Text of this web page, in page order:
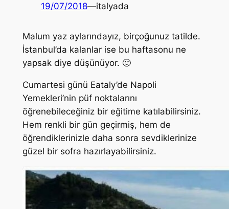
19/07/2018—italyada
Malum yaz aylarındayız, birçoğunuz tatilde.
İstanbul’da kalanlar ise bu haftasonu ne
yapsak diye düşünüyor. 🙂
Cumartesi günü Eataly’de Napoli
Yemekleri’nin püf noktalarını
öğrenebileceğiniz bir eğitime katılabilirsiniz.
Hem renkli bir gün geçirmiş, hem de
öğrendiklerinizle daha sonra sevdiklerinize
güzel bir sofra hazırlayabilirsiniz.